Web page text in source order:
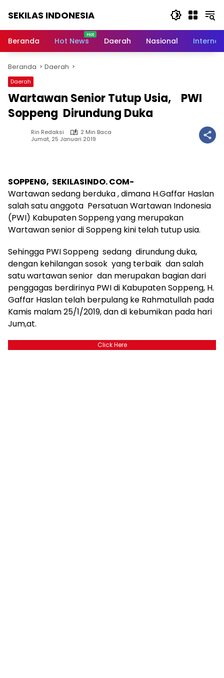
SEKILAS INDONESIA
Terkini,
Latest
World,
Headlines,
News
Today
Beranda Hot News Daerah Nasional
Beranda Daerah
Daerah
Wartawan Senior Tutup Usia, PWI
Soppeng Dirundung Duka
Rin Redaksi
2 Min Baca
Jumat, 25 Januari 2019
SOPPENG, SEKILASINDO. COM-
Wartawan sedang berduka , dimana H.Gaffar Haslan
salah satu anggota Persatuan Wartawan Indonesia
(PWI) Kabupaten Soppeng yang merupakan
Wartawan senior di Soppeng kini telah tutup usia.
Sehingga PWI Soppeng sedang dirundung duka,
dengan kehilangan sosok yang terbaik dan salah
satu wartawan senior dan merupakan bagian dari
penggagas berdirinya PWI di Kabupaten Soppeng, H.
Gaffar Haslan telah berpulang ke Rahmatullah pada
Kamis malam 25/1/2019, dan di kebumikan pada hari
Jum,at.
Click Here